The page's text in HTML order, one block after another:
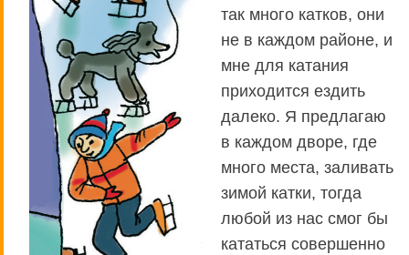
так много катков, они
не в каждом районе, и
мне для катания
приходится ездить
далеко. Я предлагаю
в каждом дворе, где
много места, заливать
зимой катки, тогда
любой из нас смог бы
кататься совершенно